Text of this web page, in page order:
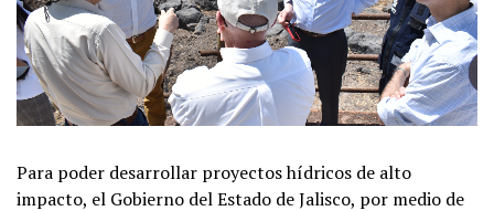
Para poder desarrollar proyectos hídricos de alto
impacto, el Gobierno del Estado de Jalisco, por medio de